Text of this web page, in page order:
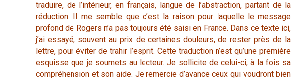
traduire, de l’intérieur, en français, langue de l’abstraction, partant de la
réduction. Il me semble que c’est la raison pour laquelle le message
profond de Rogers n’a pas toujours été saisi en France. Dans ce texte ici,
j’ai essayé, souvent au prix de certaines douleurs, de rester près de la
lettre, pour éviter de trahir l’esprit. Cette traduction n’est qu’une première
esquisse que je soumets au lecteur. Je sollicite de celui-ci, à la fois sa
compréhension et son aide. Je remercie d’avance ceux qui voudront bien